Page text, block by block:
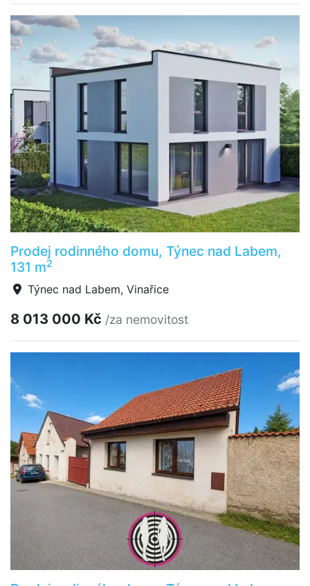
Prodej rodinného domu, Týnec nad Labem,
131 m2
Týnec nad Labem, Vinařice
8 013 000 Kč /za nemovitost